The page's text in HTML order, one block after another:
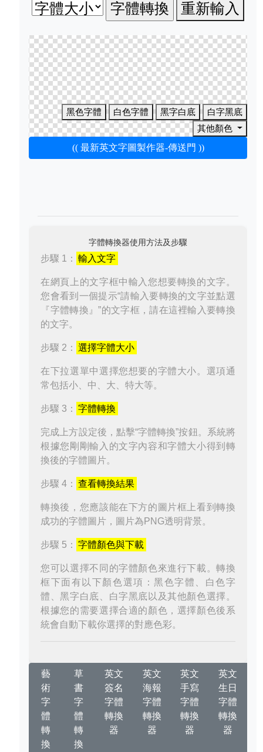
重新輸入
黑色字體 白色字體 黑字白底
白字黑底
其他顏色
(( 最新英文字圖製作器-傳送門 ))
字體轉換器使用方法及步驟
步驟 1： 輸入文字
在網頁上的文字框中輸入您想要轉換的文字。
您會看到一個提示“請輸入要轉換的文字並點選
『字體轉換』”的文字框，請在這裡輸入要轉換
的文字。
步驟 2： 選擇字體大小
在下拉選單中選擇您想要的字體大小。選項通
常包括小、中、大、特大等。
步驟 3： 字體轉換
完成上方設定後，點擊“字體轉換”按鈕。系統將
根據您剛剛輸入的文字內容和字體大小得到轉
換後的字體圖片。
步驟 4： 查看轉換結果
轉換後，您應該能在下方的圖片框上看到轉換
成功的字體圖片，圖片為PNG透明背景。
步驟 5： 字體顏色與下載
您可以選擇不同的字體顏色來進行下載。轉換
框下面有以下顏色選項：黑色字體、白色字
體、黑字白底、白字黑底以及其他顏色選擇。
根據您的需要選擇合適的顏色，選擇顏色後系
統會自動下載你選擇的對應色彩。
藝
術
字
體
轉
換
草
書
字
體
轉
換
英文
簽名
字體
轉換
器
英文
海報
字體
轉換
器
英文
手寫
字體
轉換
器
英文
生日
字體
轉換
器